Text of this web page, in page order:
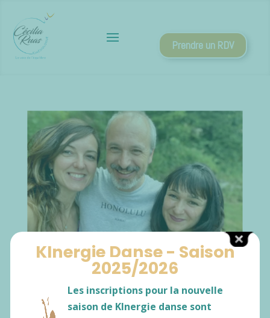
Prendre un RDV
STAGE “immersion et connexion : retrouvez-
vous !“
KInergie Danse - Saison
2025/2026
Les inscriptions pour la nouvelle
saison de KInergie danse sont